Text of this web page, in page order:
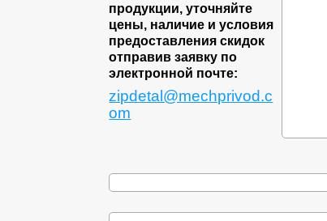
продукции, уточняйте
цены, наличие и условия
предоставления скидок
отправив заявку по
электронной почте:
zipdetal@mechprivod.c
om